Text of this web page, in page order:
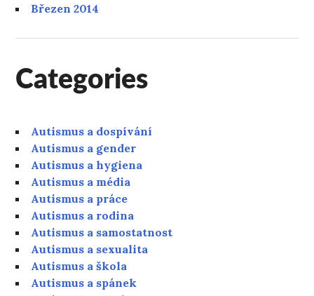
Březen 2014
Categories
Autismus a dospívání
Autismus a gender
Autismus a hygiena
Autismus a média
Autismus a práce
Autismus a rodina
Autismus a samostatnost
Autismus a sexualita
Autismus a škola
Autismus a spánek